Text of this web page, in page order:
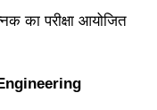
का परीक्षा आयोजित